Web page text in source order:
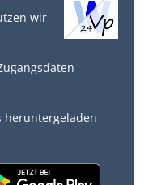
wir
heruntergeladen